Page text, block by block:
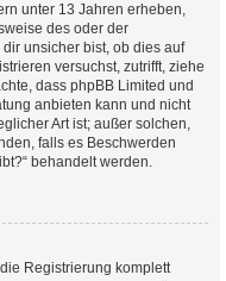
unter 13 Jahren erheben,
des oder der
unsicher bist, ob dies auf
versuchst, zutrifft, ziehe
dass phpBB Limited und
anbieten kann und nicht
Art ist; außer solchen,
falls es Beschwerden
behandelt werden.
Registrierung komplett